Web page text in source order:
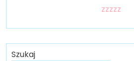
zzzzz
Szukaj